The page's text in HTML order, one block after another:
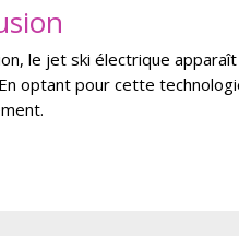
le jet ski électrique
En optant pour cette